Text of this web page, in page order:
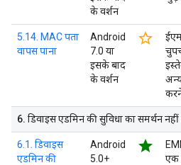
के वर्शन
5.14. MAC पता
वापस पाना
Android
7.0 या
इसके बाद
के वर्शन
star_border
6. डिवाइस एडमिन की सुविधा का समर्थन नहीं
6.1. डिवाइस
एडमिन की
Android
5.0+
star
एक